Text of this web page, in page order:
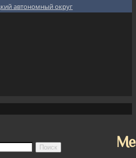
автономный округ
Поиск